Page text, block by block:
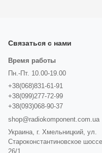
Связаться с нами
Время работы
Пн.-Пт. 10.00-19.00
+38(068)831-61-91
+38(099)277-72-99
+38(093)068-90-37
shop@radiokomponent.com.ua
Украина, г. Хмельницкий, ул.
Староконстантиновское шоссе
26/1